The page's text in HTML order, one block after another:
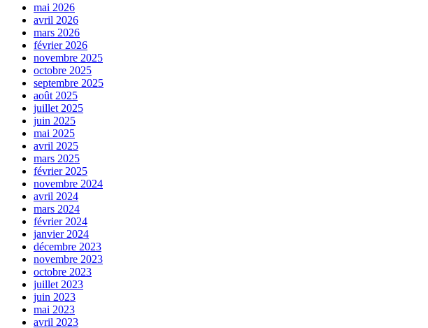
mai 2026
avril 2026
mars 2026
février 2026
novembre 2025
octobre 2025
septembre 2025
août 2025
juillet 2025
juin 2025
mai 2025
avril 2025
mars 2025
février 2025
novembre 2024
avril 2024
mars 2024
février 2024
janvier 2024
décembre 2023
novembre 2023
octobre 2023
juillet 2023
juin 2023
mai 2023
avril 2023